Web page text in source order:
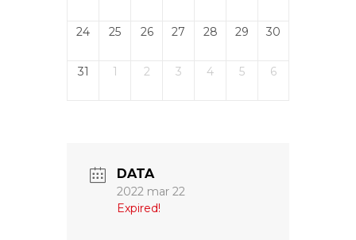
24 25 26 27 28 29 30
31 1 2 3 4 5 6
DATA
2022 mar 22
Expired!